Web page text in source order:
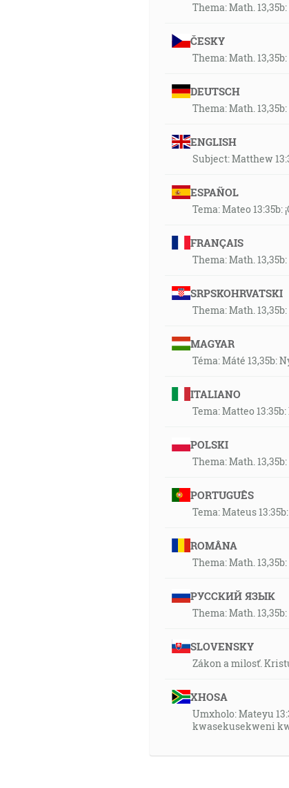
Thema: Math.
ČESKY
Thema: Math.
DEUTSCH
Thema: Math.
ENGLISH
Subject: Matthew
ESPAÑOL
Tema: Mateo
FRANÇAIS
Thema: Math.
SRPSKOHRVATSKI
Thema: Math.
MAGYAR
Téma: Máté 13,35b:
ITALIANO
Tema: Matteo
POLSKI
Thema: Math.
PORTUGUÊS
Tema: Mateus
ROMÂNA
Thema: Math.
РУССКИЙ ЯЗЫК
Thema: Math.
SLOVENSKY
Zákon a milosť.
XHOSA
Umxholo: Mateyu
kwasekusekweni